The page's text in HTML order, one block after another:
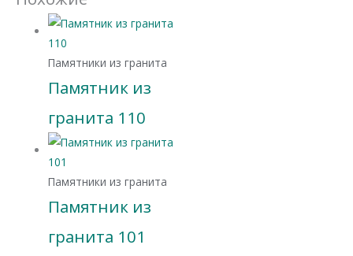
Памятники из гранита
Памятник из
гранита 110
Памятники из гранита
Памятник из
гранита 101